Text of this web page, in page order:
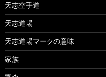
天志空手道
天志道場
天志道場マークの意味
家族